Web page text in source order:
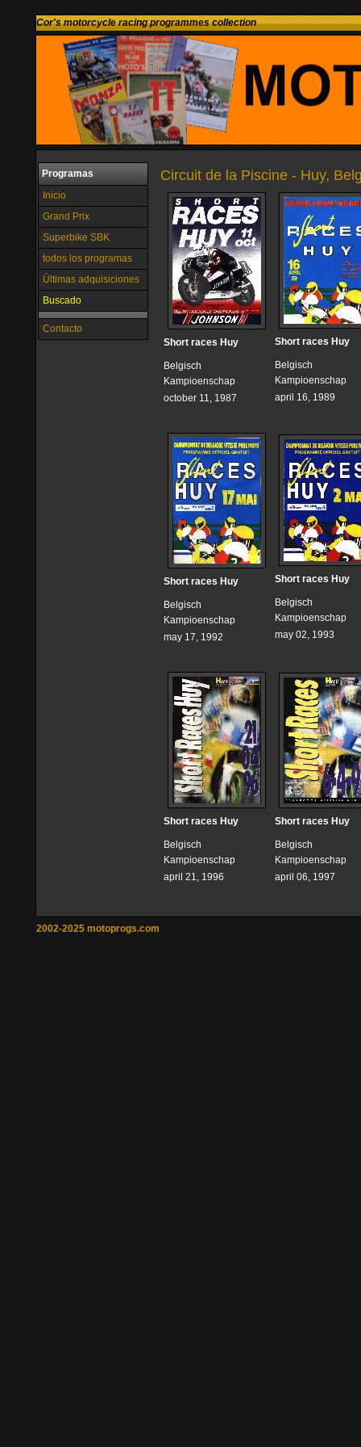
Cor's motorcycle racing programmes collection
Programas
Inicio
Grand Prix
Superbike SBK
todos los programas
Últimas adquisiciones
Buscado
Contacto
Circuit de la Piscine - Huy,
Short races Huy
Belgisch
Kampioenschap
october 11, 1987
Short races Huy
Belgisch
Kampioenschap
april 16, 1989
Short races Huy
Belgisch
Kampioenschap
may 17, 1992
Short races Huy
Belgisch
Kampioenschap
may 02, 1993
Short races Huy
Belgisch
Kampioenschap
april 21, 1996
Short races Huy
Belgisch
Kampioenschap
april 06, 1997
2002-2025 motoprogs.com